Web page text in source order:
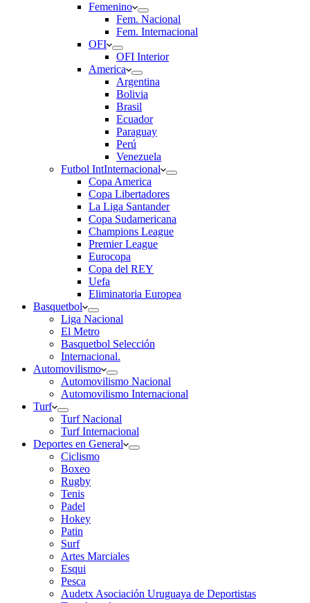
Femenino
Fem. Nacional
Fem. Internacional
OFI
OFI Interior
America
Argentina
Bolivia
Brasil
Ecuador
Paraguay
Perú
Venezuela
Futbol IntInternacional
Copa America
Copa Libertadores
La Liga Santander
Copa Sudamericana
Champions League
Premier League
Eurocopa
Copa del REY
Uefa
Eliminatoria Europea
Basquetbol
Liga Nacional
El Metro
Basquetbol Selección
Internacional.
Automovilismo
Automovilismo Nacional
Automovilismo Internacional
Turf
Turf Nacional
Turf Internacional
Deportes en General
Ciclismo
Boxeo
Rugby
Tenis
Padel
Hokey
Patin
Surf
Artes Marciales
Esqui
Pesca
Audetx Asociación Uruguaya de Deportistas